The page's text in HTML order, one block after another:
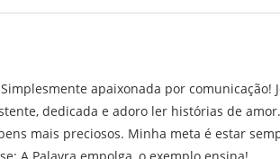
apaixonada por comunicação!
dedicada e adoro ler histórias de
mais preciosos. Minha meta é estar